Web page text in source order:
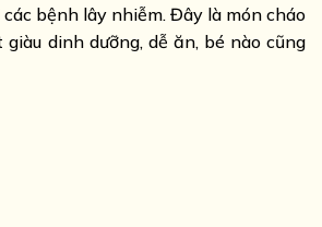
bệnh lây nhiễm. Đây là món cháo
dinh dưỡng, dễ ăn, bé nào cũng